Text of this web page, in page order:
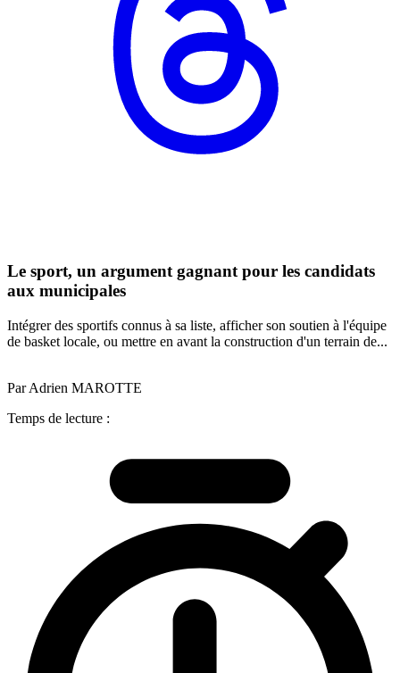
Le sport, un argument gagnant pour les candidats
aux municipales
Intégrer des sportifs connus à sa liste, afficher son soutien à l'équipe
de basket locale, ou mettre en avant la construction d'un terrain de...
Par Adrien MAROTTE
Temps de lecture :